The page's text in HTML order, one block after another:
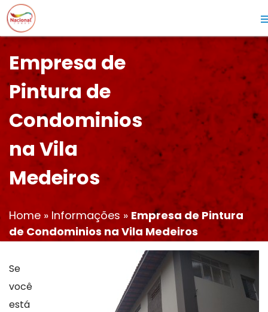
Empresa de
Pintura de
Condominios
na Vila
Medeiros
Home » Informações » Empresa de Pintura
de Condominios na Vila Medeiros
Se
você
está